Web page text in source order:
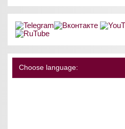
Choose language: